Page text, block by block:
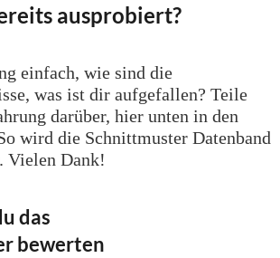
ausprobiert?
einfach, wie sind die
was ist dir aufgefallen? Teile
darüber, hier unten in den
wird die Schnittmuster Datenband
Vielen Dank!
das
bewerten